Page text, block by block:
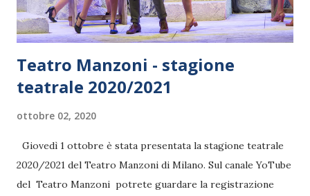
aver creato e diretto il Centro di Produzione del Musical
del Tea...
Teatro Manzoni - stagione
teatrale 2020/2021
ottobre 02, 2020
Giovedì 1 ottobre è stata presentata la stagione teatrale
2020/2021 del Teatro Manzoni di Milano. Sul canale YoTube
del Teatro Manzoni potrete guardare la registrazione